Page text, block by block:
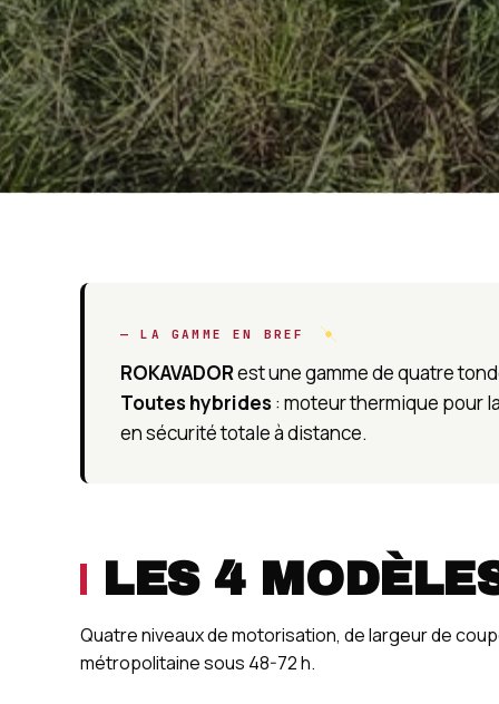
— LA GAMME EN BREF
ROKAVADORest une gamme de quatre
Toutes hybrides: moteur thermique pour
en sécurité totale à distance.
LES 4
Quatre niveaux de motorisation, de largeur de
métropolitaine sous 48-72 h.